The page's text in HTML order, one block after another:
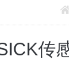
传